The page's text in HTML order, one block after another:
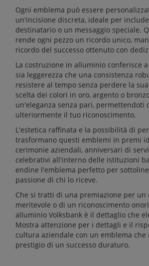
Ogni emblema può essere
un'incisione discreta, ideale per
destinatario o un messaggio speciale.
rende ogni pezzo un ricordo unico,
ricordo del successo ottenuto con
La costruzione in alluminio conferisce
sia leggerezza che una consistenza
resistere al tempo senza perdere la
scelta dei colori in oro, argento o
un'eleganza senza pari, permettendoti
ulteriormente il tuo riconoscimento.
L'estetica raffinata e la possibilità di
trasformano questi emblemi in premi
cerimonie aziendali, anniversari di
celebrativi all'interno delle istituzioni
endine l'emblema perfetto per
passione di chi lo riceve.
Che si tratti di una premiazione per un
meritevole o di un riconoscimento
alluminio Volksbank è il dettaglio che
Mostra attenzione per i dettagli e il
cultura aziendale con un emblema
prestigio di un successo duraturo.